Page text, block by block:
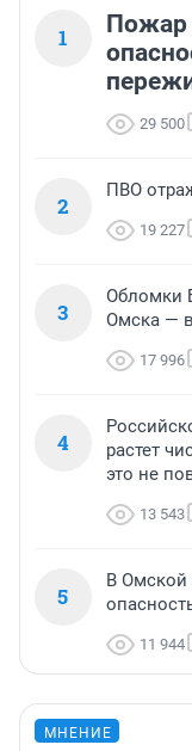
1
Пожар
29 500
2
ПВО
19 227
3
Обломки
Омска —
17 996
4
растет
это не
13 543
5
В Омской
11 944
МНЕНИЕ